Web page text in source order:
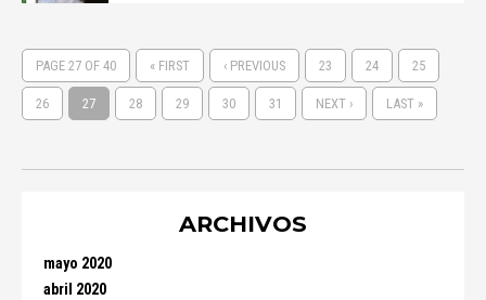
PAGE 27 OF 40 « FIRST ‹ PREVIOUS 23 24 25
26 27 28 29 30 31 NEXT › LAST »
ARCHIVOS
mayo 2020
abril 2020